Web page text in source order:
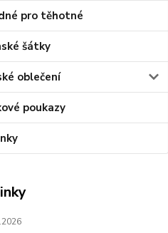
pro těhotné
šátky
oblečení
poukazy